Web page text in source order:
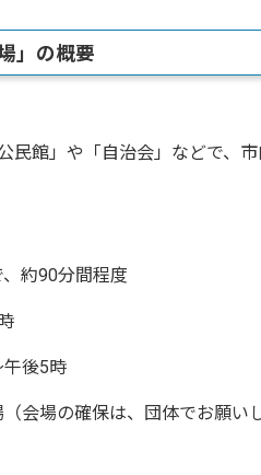
」の概要
館」や「自治会」などで、
、約90分間程度
後5時
会場の確保は、団体でお願い